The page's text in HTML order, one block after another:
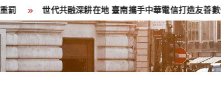
世代共融深耕在地 臺南攜手中華電信打造友善數位高齡環境